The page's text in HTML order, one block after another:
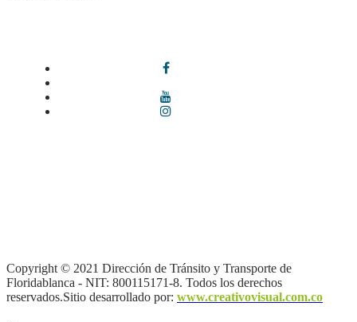
Copyright © 2021 Dirección de Tránsito y Transporte de
Floridablanca - NIT: 800115171-8. Todos los derechos
reservados.Sitio desarrollado por: www.creativovisual.com.co